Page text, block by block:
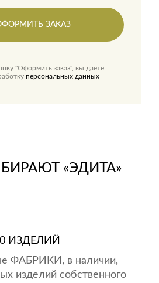
ЗАКАЗ
"Оформить заказ", вы даете
персональных данных
«ЭДИТА»
ИЗДЕЛИЙ
ФАБРИКИ, в наличии,
изделий собственного